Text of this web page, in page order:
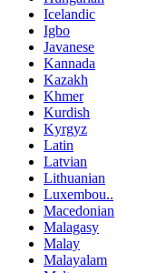
Icelandic
Igbo
Javanese
Kannada
Kazakh
Khmer
Kurdish
Kyrgyz
Latin
Latvian
Lithuanian
Luxembou..
Macedonian
Malagasy
Malay
Malayalam